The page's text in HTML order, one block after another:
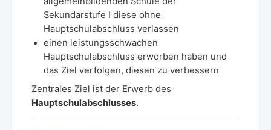
Sekundarstufe I diese ohne
Hauptschulabschluss verlassen
einen leistungsschwachen
Hauptschulabschluss erworben haben und
das Ziel verfolgen, diesen zu verbessern
Zentrales Ziel ist der Erwerb des
Hauptschulabschlusses.